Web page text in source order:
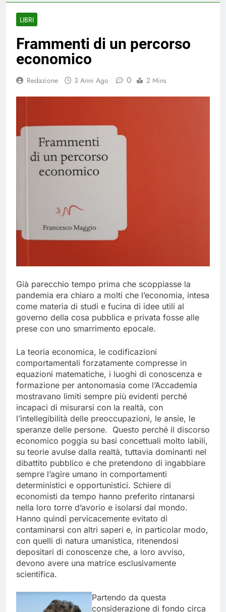
LIBRI
Frammenti di un percorso
economico
Redazione 3 Anni Ago 0 2 Mins
Già parecchio tempo prima che scoppiasse la
pandemia era chiaro a molti che l’economia, intesa
come materia di studi e fucina di idee utili al
governo della cosa pubblica e privata fosse alle
prese con uno smarrimento epocale.
La teoria economica, le codificazioni
comportamentali forzatamente compresse in
equazioni matematiche, i luoghi di conoscenza e
formazione per antonomasia come l’Accademia
mostravano limiti sempre più evidenti perché
incapaci di misurarsi con la realtà, con
l’intellegibilità delle preoccupazioni, le ansie, le
speranze delle persone. Questo perché il discorso
economico poggia su basi concettuali molto labili,
su teorie avulse dalla realtà, tuttavia dominanti nel
dibattito pubblico e che pretendono di ingabbiare
sempre l’agire umano in comportamenti
deterministici e opportunistici. Schiere di
economisti da tempo hanno preferito rintanarsi
nella loro torre d’avorio e isolarsi dal mondo.
Hanno quindi pervicacemente evitato di
contaminarsi con altri saperi e, in particolar modo,
con quelli di natura umanistica, ritenendosi
depositari di conoscenze che, a loro avviso,
devono avere una matrice esclusivamente
scientifica.
Partendo da questa
considerazione di fondo circa